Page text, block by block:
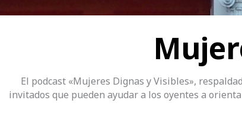
El podcast «Mujeres Dignas y Visibles»,
invitados que pueden ayudar a los oyentes a